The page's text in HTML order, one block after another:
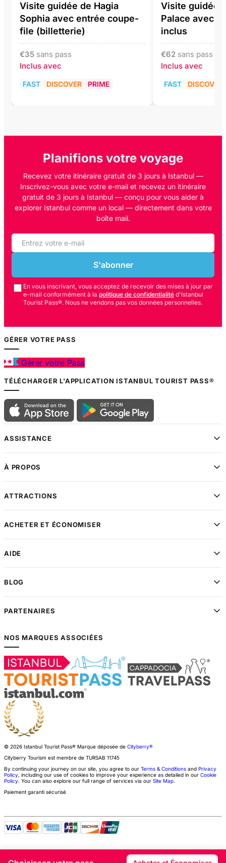
Visite guidée de Hagia
Sophia avec entrée coupe-
file (billetterie)
€35 sans pass
Inclus avec
FAST DISCOVER PRIME
Visite guidée
Palace avec
inclus
€62 sans pass
Inclus avec
FAST DISCOVER
Planifions votre voyage
Recevez votre itinéraire gratuit de 3 jours à Istanbul —
Inscrivez-vous avec votre e-mail et recevez un itinéraire
gratuit de 3 jours à Istanbul — conçu pour vous aider à
explorer Istanbul comme un local — directement dans votre
boîte mail.
S'abonner
En vous inscrivant, vous acceptez de recevoir des mises à jour par
e-mail conformément à la politique de confidentialité d'Istanbul
Tourist Pass®. Nous ne vendons pas vos données personnelles.
GÉRER VOTRE PASS
Gérer votre Pass
TÉLÉCHARGER L'APPLICATION ISTANBUL TOURIST PASS®
ASSISTANCE
À PROPOS
ATTRACTIONS
ACHETER ET ÉCONOMISER
AIDE
BLOG
PARTENAIRES
NOS MARQUES ASSOCIÉES
© 2026 Istanbul Tourist Pass® Marque déposée de Cityberry®
Cityberry Tourism est membre de TURSAB 11745
By continuing your journey on our site, you agree to our Terms & Conditions and Privacy
Policy, including our use of cookies to improve your experience as detailed in our Cookie
Policy. You can also explore our full range of services via our Site Map.
Paiement garanti sécurisé